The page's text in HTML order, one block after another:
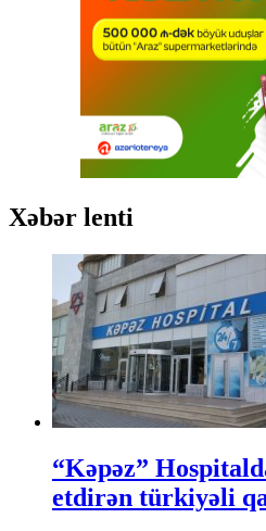
Xəbər lenti
“Kəpəz”
etdirən türkiyəli